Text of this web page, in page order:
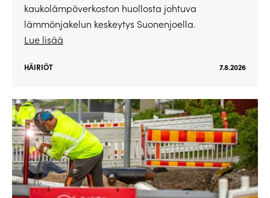
kaukolämpöverkoston huollosta johtuva
lämmönjakelun keskeytys Suonenjoella.
Lue lisää
HÄIRIÖT 7.8.2026